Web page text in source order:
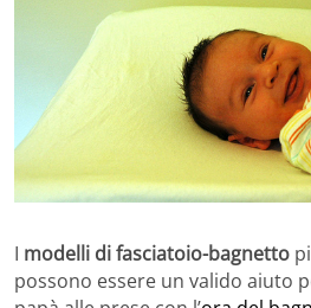
I modelli di fasciatoio-bagnetto
possono essere un valido aiuto